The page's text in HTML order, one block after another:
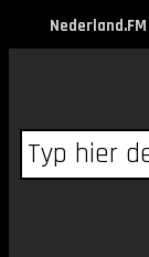
Nederland.FM